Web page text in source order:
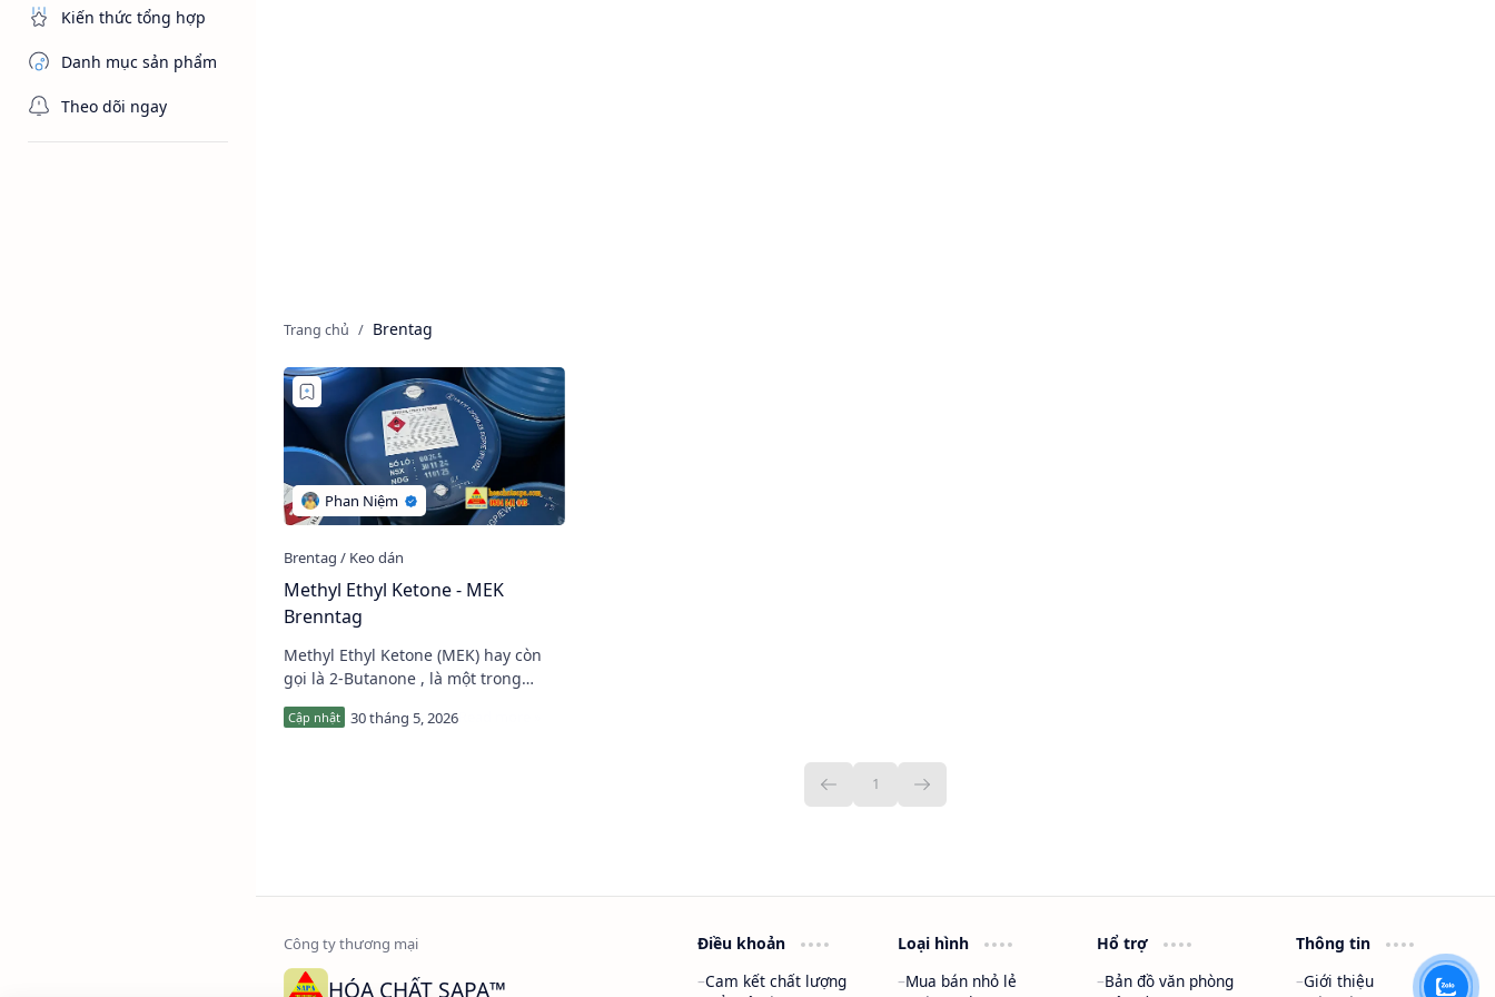
Kiến thức tổng hợp
Danh mục sản phẩm
Theo dõi ngay
Brentag
Methyl Ethyl Ketone - MEK
Brenntag
Methyl Ethyl Ketone (MEK) hay còn
gọi là 2-Butanone , là một trong
những dung môi công nghiệp được
sử dụng phổ biến trong ngành sơn,
HÓA CHẤT SAPA™
Điều khoản
Cam kết chất lượng
Loại hình
Mua bán nhỏ lẻ
Hổ trợ
Bản đồ văn phòng
Thông tin
Giới thiệu